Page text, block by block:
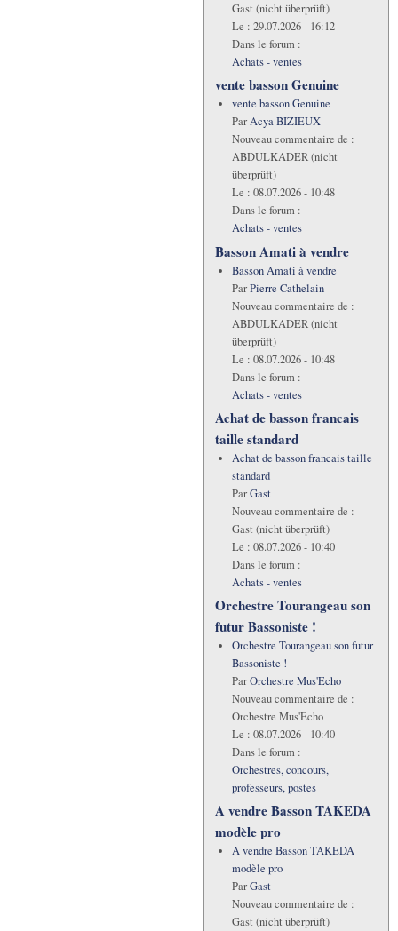
Gast (nicht überprüft)
Le : 29.07.2026 - 16:12
Dans le forum :
Achats - ventes
vente basson Genuine
vente basson Genuine
ParAcya BIZIEUX
Nouveau commentaire de :
ABDULKADER (nicht
überprüft)
Le : 08.07.2026 - 10:48
Dans le forum :
Achats - ventes
Basson Amati à vendre
Basson Amati à vendre
ParPierre Cathelain
Nouveau commentaire de :
ABDULKADER (nicht
überprüft)
Le : 08.07.2026 - 10:48
Dans le forum :
Achats - ventes
Achat de basson francais
taille standard
Achat de basson francais taille
standard
ParGast
Nouveau commentaire de :
Gast (nicht überprüft)
Le : 08.07.2026 - 10:40
Dans le forum :
Achats - ventes
Orchestre Tourangeau son
futur Bassoniste !
Orchestre Tourangeau son futur
Bassoniste !
ParOrchestre Mus'Echo
Nouveau commentaire de :
Orchestre Mus'Echo
Le : 08.07.2026 - 10:40
Dans le forum :
Orchestres, concours,
professeurs, postes
A vendre Basson TAKEDA
modèle pro
A vendre Basson TAKEDA
modèle pro
ParGast
Nouveau commentaire de :
Gast (nicht überprüft)